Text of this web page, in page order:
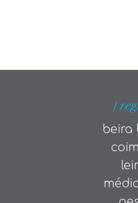
|
beira